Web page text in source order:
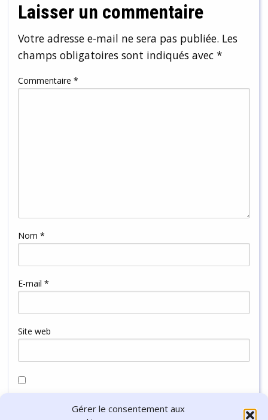
Gérer le consentement aux
Laisser un commentaire
Votre adresse e-mail ne sera pas publiée. Les
champs obligatoires sont indiqués avec *
Commentaire *
Nom *
E-mail *
Site web
navigateur pour mon prochain commentaire.